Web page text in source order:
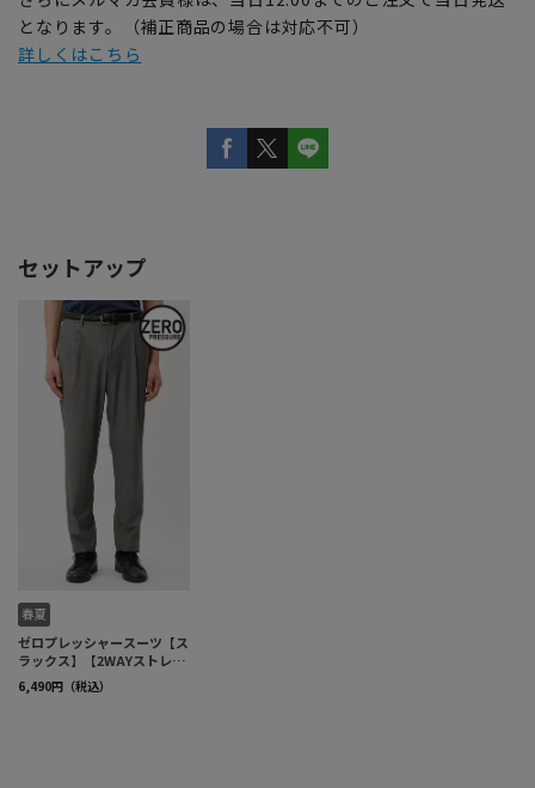
となります。（補正商品の場合は対応不可）
詳しくはこちら